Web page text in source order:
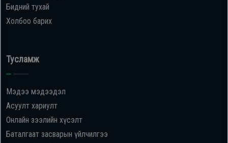
Бидний тухай
Холбоо барих
Тусламж
Мэдээ мэдээдэл
Асуулт хариулт
Онлайн зээлийн хүсэлт
Баталгаат засварын үйлчилгээ